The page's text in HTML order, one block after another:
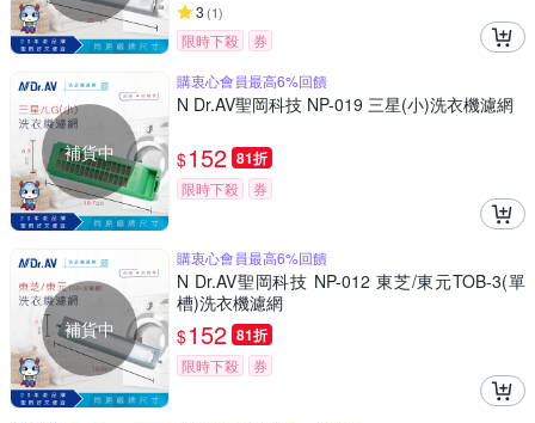
3 (1)
限時下殺 券
補貨中
購衷心會員最高6%回饋
N Dr.AV聖岡科技 NP-019 三星(小)洗衣機濾網
$152 81折
限時下殺 券
補貨中
購衷心會員最高6%回饋
N Dr.AV聖岡科技 NP-012 東芝/東元TOB-3(單
槽)洗衣機濾網
$152 81折
限時下殺 券